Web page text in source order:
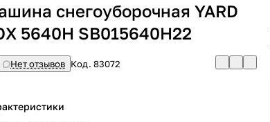
снегоуборочная YARD
5640H SB015640H22
Нет отзывов Код.83072
в корзину